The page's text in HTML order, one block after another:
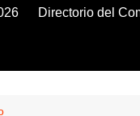
Directorio del